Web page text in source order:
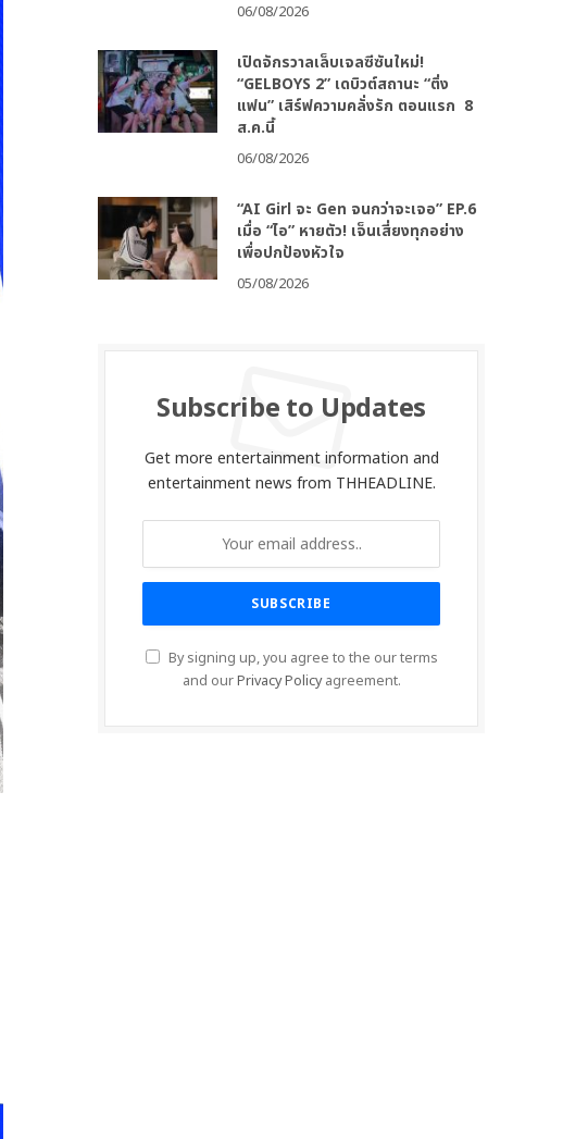
06/08/2026
เปิดจักรวาลเล็บเจลซีซันใหม่!
“GELBOYS 2” เดบิวต์สถานะ “ติ่ง
แฟน” เสิร์ฟความคลั่งรัก ตอนแรก 8
ส.ค.นี้
06/08/2026
“AI Girl จะ Gen จนกว่าจะเจอ” EP.6
เมื่อ “ไอ” หายตัว! เจ็นเสี่ยงทุกอย่าง
เพื่อปกป้องหัวใจ
05/08/2026
Subscribe to Updates
Get more entertainment information and
entertainment news from THHEADLINE.
By signing up, you agree to the our terms
and ourPrivacy Policyagreement.